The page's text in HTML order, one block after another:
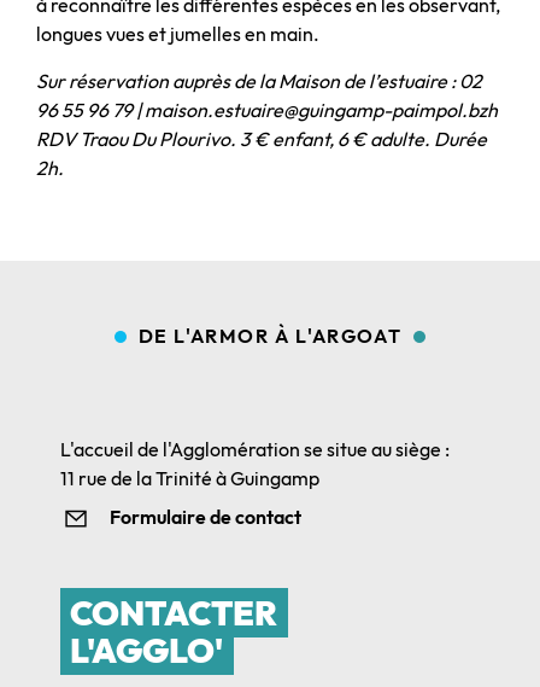
longues vues et jumelles en main.
Sur réservation auprès de la Maison de l’estuaire : 02
96 55 96 79 | maison.estuaire@guingamp-paimpol.bzh
RDV Traou Du Plourivo. 3 € enfant, 6 € adulte. Durée
2h.
DE L'ARMOR À L'ARGOAT
L'accueil de l'Agglomération se situe au siège :
11 rue de la Trinité à Guingamp
Formulaire de contact
CONTACTER
L'AGGLO'